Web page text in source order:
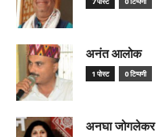
अनंत आलोक
1 पोस्ट 0 टिप्पणी
अनघा जोगलेकर